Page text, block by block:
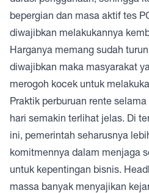
bepergian dan masa aktif tes
diwajibkan melakukannya
Harganya memang sudah
diwajibkan maka masyarakat
merogoh kocek untuk
Praktik perburuan rente
hari semakin terlihat jelas. Di
ini, pemerintah seharusnya
komitmennya dalam menjaga
untuk kepentingan bisnis.
massa banyak menyajikan